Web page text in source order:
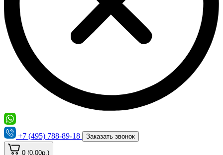
+7 (495) 788-89-18 Заказать звонок
0 (0.00р.)